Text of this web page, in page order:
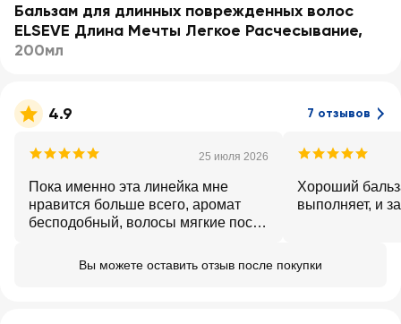
Бальзам для длинных поврежденных волос
ELSEVE Длина Мечты Легкое Расчесывание,
200мл
4.9 7 отзывов
25 июля 2026
Пока именно эта линейка мне
нравится больше всего, аромат
бесподобный, волосы мягкие после
Хороший
выполняет, и
Вы можете оставить отзыв после покупки